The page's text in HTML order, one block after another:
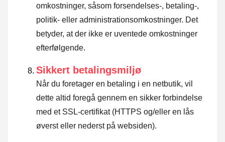
omkostninger, såsom forsendelses-, betaling-,
politik- eller administrationsomkostninger. Det
betyder, at der ikke er uventede omkostninger
efterfølgende.
Sikkert betalingsmiljø
Når du foretager en betaling i en netbutik, vil
dette altid foregå gennem en sikker forbindelse
med et SSL-certifikat (HTTPS og/eller en lås
øverst eller nederst på websiden).